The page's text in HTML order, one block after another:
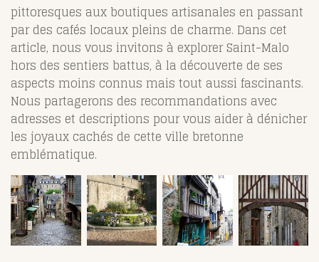
pittoresques aux boutiques artisanales en passant
par des cafés locaux pleins de charme. Dans cet
article, nous vous invitons à explorer Saint-Malo
hors des sentiers battus, à la découverte de ses
aspects moins connus mais tout aussi fascinants.
Nous partagerons des recommandations avec
adresses et descriptions pour vous aider à dénicher
les joyaux cachés de cette ville bretonne
emblématique.